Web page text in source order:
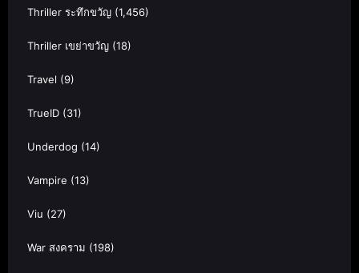
Thriller ระทึกขวัญ (1,456)
Thriller เขย่าขวัญ (18)
Travel (9)
TrueID (31)
Underdog (14)
Vampire (13)
Viu (27)
War สงคราม (198)